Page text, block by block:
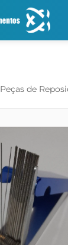
Peças de